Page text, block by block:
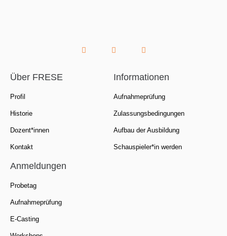
Über FRESE
Profil
Historie
Dozent*innen
Kontakt
Informationen
Aufnahmeprüfung
Zulassungsbedingungen
Aufbau der Ausbildung
Schauspieler*in werden
Anmeldungen
Probetag
Aufnahmeprüfung
E-Casting